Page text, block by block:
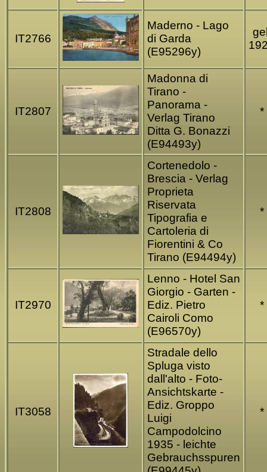
IT2766
Maderno - Lago
di Garda
(E95296y)
IT2807
Madonna di
Tirano -
Panorama -
Verlag Tirano
Ditta G. Bonazzi
(E94493y)
*
IT2808
Cortenedolo -
Brescia - Verlag
Proprieta
Riservata
Tipografia e
Cartoleria di
Fiorentini & Co
Tirano (E94494y)
*
IT2970
Lenno - Hotel San
Giorgio - Garten -
Ediz. Pietro
Cairoli Como
(E96570y)
*
IT3058
Stradale dello
Spluga visto
dall'alto - Foto-
Ansichtskarte -
Ediz. Groppo
Luigi
Campodolcino
1935 - leichte
Gebrauchsspuren
*